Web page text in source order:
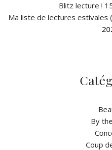
Blitz lecture !
Ma liste de lectures
By
Coup